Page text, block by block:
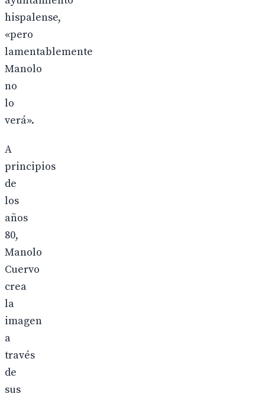
hispalense,
«pero
lamentablemente
Manolo
no
lo
verá».
A
principios
de
los
años
80,
Manolo
Cuervo
crea
la
imagen
a
través
de
sus